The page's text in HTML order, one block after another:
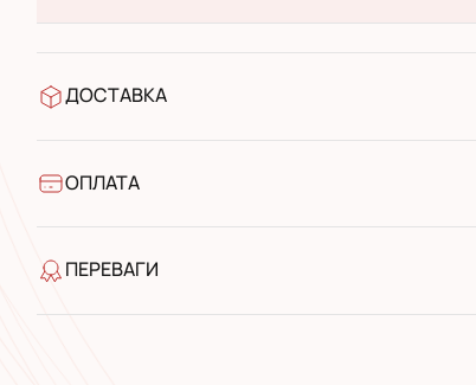
ДОСТАВКА
УкрПошта стандарт
ОПЛАТА
Банківський переказ
ПЕРЕВАГИ
широкий асортимент